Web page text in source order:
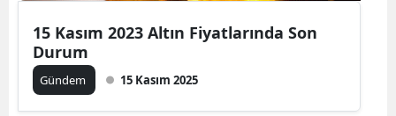
15 Kasım 2023 Altın Fiyatlarında Son
Durum
Gündem 15 Kasım 2025